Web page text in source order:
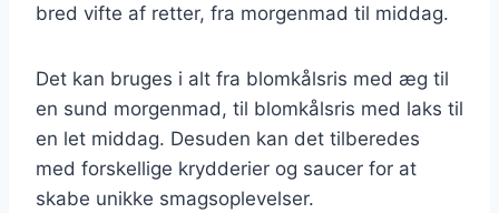
bred vifte af retter, fra morgenmad til middag.
Det kan bruges i alt fra blomkålsris med æg til
en sund morgenmad, til blomkålsris med laks til
en let middag. Desuden kan det tilberedes
med forskellige krydderier og saucer for at
skabe unikke smagsoplevelser.